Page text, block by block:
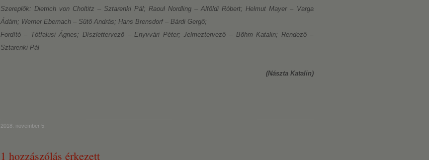
Szereplők: Dietrich von Choltitz – Sztarenki Pál; Raoul Nordling – Alföldi Róbert; Helmut Mayer – Varga
Ádám; Werner Ebernach – Sütő András; Hans Brensdorf – Bárdi Gergő;
Fordító – Tótfalusi Ágnes; Díszlettervező – Enyvvári Péter; Jelmeztervező – Böhm Katalin; Rendező –
Sztarenki Pál
(Nászta Katalin)
2018. november 5.
1 hozzászólás érkezett